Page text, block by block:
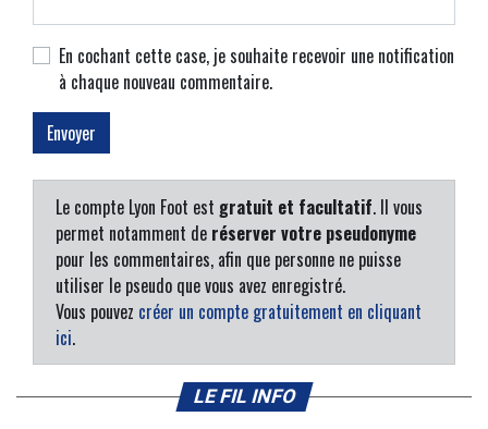
En cochant cette case, je souhaite recevoir une notification
à chaque nouveau commentaire.
Le compte Lyon Foot est gratuit et facultatif. Il vous
permet notamment de réserver votre pseudonyme
pour les commentaires, afin que personne ne puisse
utiliser le pseudo que vous avez enregistré.
Vous pouvez créer un compte gratuitement en cliquant
ici.
LE FIL INFO